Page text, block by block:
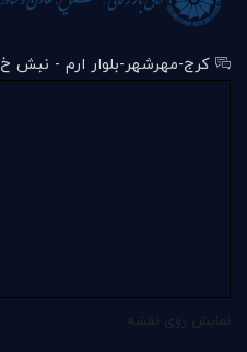
کرج-مهرشهر-بلوار ارم - نبش خ 100 غربی - ساختمان آناهیتا